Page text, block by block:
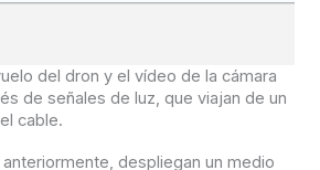
del dron y el vídeo de la cámara
de señales de luz, que viajan de un
cable.
despliegan un medio